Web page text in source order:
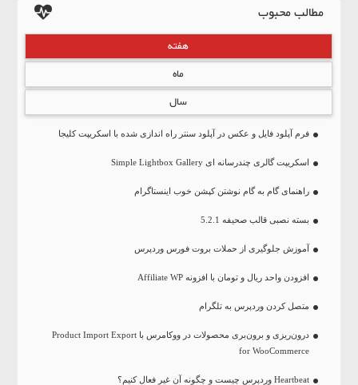
مطالب محبوب
هفته
ماه
سال
فرم آپلود فایل و عکس در آپلود سنتر راه اندازی شده با اسکریپت کلیجا
اسکریپت گالری چندرسانه ای Simple Lightbox Gallery
راهنمای گام به گام نوشتن کپشن خوب اینستاگرام
بسته نصبی قالب صحیفه 5.2.1
آموزش جلوگیری از حملات بروت فورس وردپرس
افزودن واحد ریال و تومان با افزونه Affiliate WP
متصل کردن وردپرس به تلگرام
درون‌ریزی و برون‌بری محصولات در ووکامرس با Product Import Export
for WooCommerce
Heartbeat وردپرس چیست و چگونه آن غیر فعال کنیم؟